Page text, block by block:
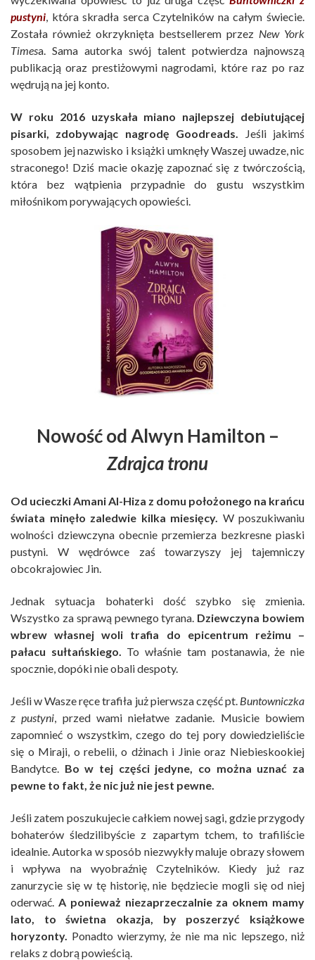
pustyni, która skradła serca Czytelników na całym świecie.
Została również okrzyknięta bestsellerem przez New York
Timesa. Sama autorka swój talent potwierdza najnowszą
publikacją oraz prestiżowymi nagrodami, które raz po raz
wędrują na jej konto.
W roku 2016 uzyskała miano najlepszej debiutującej
pisarki, zdobywając nagrodę Goodreads. Jeśli jakimś
sposobem jej nazwisko i książki umknęły Waszej uwadze, nic
straconego! Dziś macie okazję zapoznać się z twórczością,
która bez wątpienia przypadnie do gustu wszystkim
miłośnikom porywających opowieści.
Nowość od Alwyn Hamilton –
Zdrajca tronu
Od ucieczki Amani Al-Hiza z domu położonego na krańcu
świata minęło zaledwie kilka miesięcy. W poszukiwaniu
wolności dziewczyna obecnie przemierza bezkresne piaski
pustyni. W wędrówce zaś towarzyszy jej tajemniczy
obcokrajowiec Jin.
Jednak sytuacja bohaterki dość szybko się zmienia.
Wszystko za sprawą pewnego tyrana. Dziewczyna bowiem
wbrew własnej woli trafia do epicentrum reżimu –
pałacu sułtańskiego.
To właśnie tam postanawia, że nie
spocznie, dopóki nie obali despoty.
Jeśli w Wasze ręce trafiła już pierwsza część pt. Buntowniczka
z pustyni , przed wami niełatwe zadanie. Musicie bowiem
zapomnieć o wszystkim, czego do tej pory dowiedzieliście
się o Miraji, o rebelii, o dżinach i Jinie oraz Niebieskookiej
Bandytce. Bo w tej części jedyne, co można uznać za
pewne to fakt, że nic już nie jest pewne.
Jeśli zatem poszukujecie całkiem nowej sagi, gdzie przygody
bohaterów śledzilibyście z zapartym tchem, to trafiliście
idealnie. Autorka w sposób niezwykły maluje obrazy słowem
i wpływa na wyobraźnię Czytelników. Kiedy już raz
zanurzycie się w tę historię, nie będziecie mogli się od niej
oderwać. A ponieważ niezaprzeczalnie za oknem mamy
lato, to świetna okazja, by poszerzyć książkowe
horyzonty. Ponadto wierzymy, że nie ma nic lepszego, niż
relaks z dobrą powieścią.